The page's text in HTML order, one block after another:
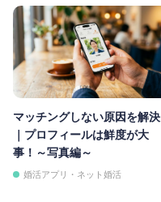
マッチングしない原因を解決
｜プロフィールは鮮度が大
事！～写真編～
婚活アプリ・ネット婚活